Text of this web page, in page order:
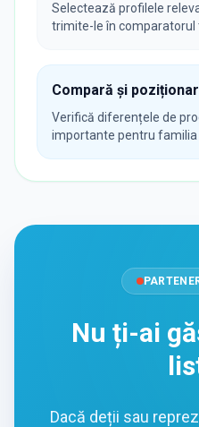
Selectează profilele
trimite-le în comparatorul
Compară și
Verifică diferențele de
importante pentru familia
Nu ți-ai
Dacă deții sau